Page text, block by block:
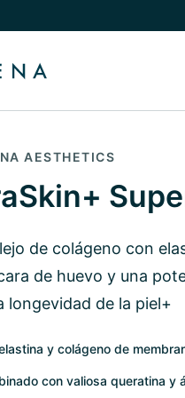
AESTHETICS
de colágeno con
de huevo y una
longevidad de la piel+
y colágeno de
con valiosa queratina y